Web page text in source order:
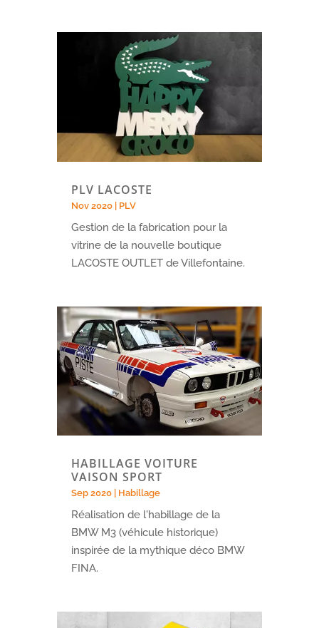
PLV LACOSTE
Nov 2020| PLV
Gestion de la fabrication pour la
vitrine de la nouvelle boutique
LACOSTE OUTLET de Villefontaine.
HABILLAGE VOITURE
VAISON SPORT
Sep 2020| Habillage
Réalisation de l'habillage de la
BMW M3 (véhicule historique)
inspirée de la mythique déco BMW
FINA.